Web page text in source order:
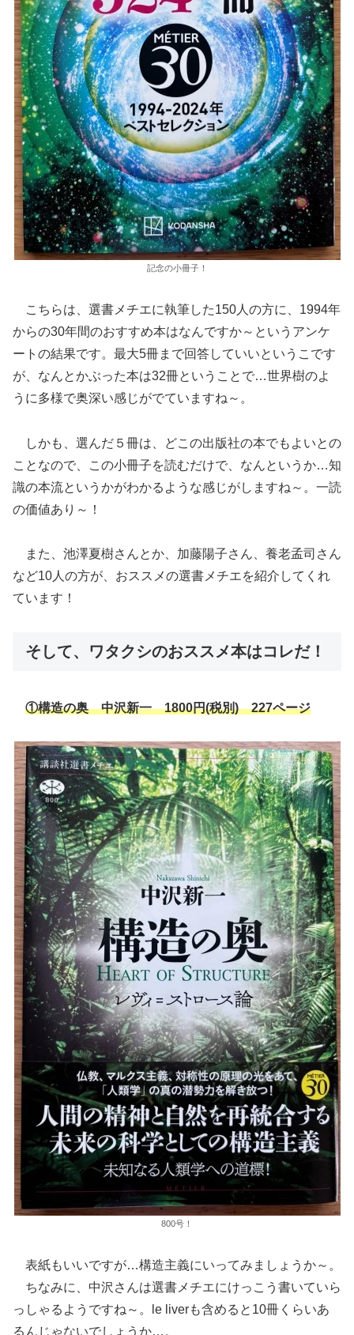
記念の小冊子！
こちらは、選書メチエに執筆した150人の方に、1994年
からの30年間のおすすめ本はなんですか～というアンケ
ートの結果です。最大5冊まで回答していいというこです
が、なんとかぶった本は32冊ということで…世界樹のよ
うに多様で奥深い感じがでていますね～。
しかも、選んだ５冊は、どこの出版社の本でもよいとの
ことなので、この小冊子を読むだけで、なんというか…知
識の本流というかがわかるような感じがしますね～。一読
の価値あり～！
また、池澤夏樹さんとか、加藤陽子さん、養老孟司さん
など10人の方が、おススメの選書メチエを紹介してくれ
ています！
そして、ワタクシのおススメ本はコレだ！
①構造の奥 中沢新一 1800円(税別) 227ページ
800号！
表紙もいいですが…構造主義にいってみましょうか～。
ちなみに、中沢さんは選書メチエにけっこう書いていら
っしゃるようですね～。le liverも含めると10冊くらいあ
るんじゃないでしょうか…。